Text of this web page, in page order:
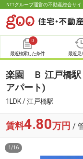
NTTグループ運営の不動産総合サ
0
最近検索した条件 最近見
楽園 Ｂ 江戸橋駅
アパート)
1LDK / 江戸橋駅
賃料4.80万円 /
1 /16